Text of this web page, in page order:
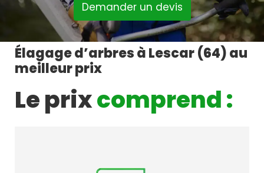
Demander un devis
Élagage d’arbres à Lescar (64) au
meilleur prix
Le prixcomprend :